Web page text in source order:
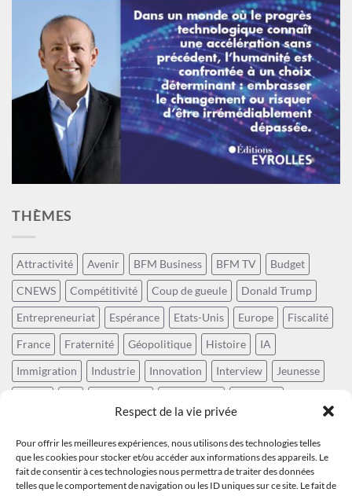
Respect de la vie privée
Pour offrir les meilleures expériences, nous utilisons des technologies telles
que les cookies pour stocker et/ou accéder aux informations des appareils. Le
fait de consentir à ces technologies nous permettra de traiter des données
telles que le comportement de navigation ou les ID uniques sur ce site. Le fait de
THÈMES
Attractivité Avenir BFM Business BFM TV
Budget
CNEWS
Compétitivité Coup de gueule
Donald Trump
Entrepreneuriat
Espérance Etats-Unis Europe
Fiscalité
France
Fraternité Géopolitique Histoire
IA
Immigration
Industrie Innovation Interview
Jeunesse
Récit national
Révolution technologique
Social
Souveraineté
Sud Radio Sécurité Tech Technocratie